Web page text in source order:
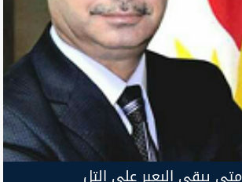
يبقى البعير على التلِ